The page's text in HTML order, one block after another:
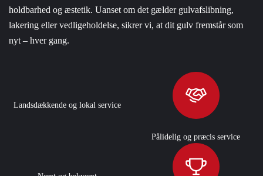
holdbarhed og æstetik. Uanset om det gælder gulvafslibning,
lakering eller vedligeholdelse, sikrer vi, at dit gulv fremstår som
nyt – hver gang.
Landsdækkende og lokal service
Pålidelig og præcis service